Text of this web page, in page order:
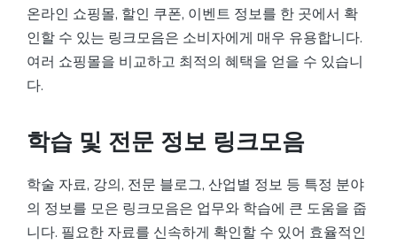
온라인 쇼핑몰, 할인 쿠폰, 이벤트 정보를 한 곳에서 확
인할 수 있는 링크모음은 소비자에게 매우 유용합니다.
여러 쇼핑몰을 비교하고 최적의 혜택을 얻을 수 있습니
다.
학습 및 전문 정보 링크모음
학술 자료, 강의, 전문 블로그, 산업별 정보 등 특정 분야
의 정보를 모은 링크모음은 업무와 학습에 큰 도움을 줍
니다. 필요한 자료를 신속하게 확인할 수 있어 효율적인